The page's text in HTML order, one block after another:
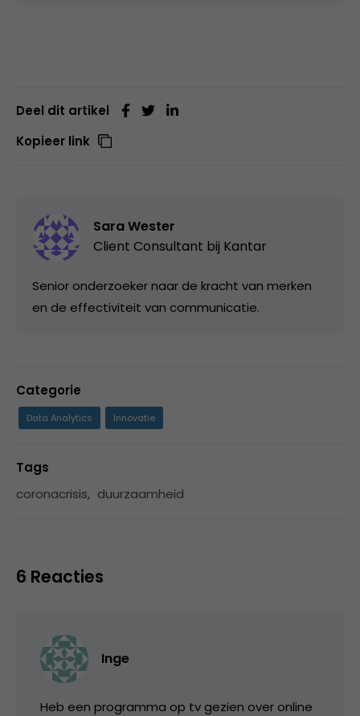
Deel dit artikel
Kopieer link
Sara Wester
Client Consultant bij Kantar
Senior onderzoeker naar de kracht van merken
en de effectiviteit van communicatie.
Categorie
Data Analytics Innovatie
Tags
coronacrisis, duurzaamheid
6 Reacties
Inge
Heb een programma op tv gezien over online